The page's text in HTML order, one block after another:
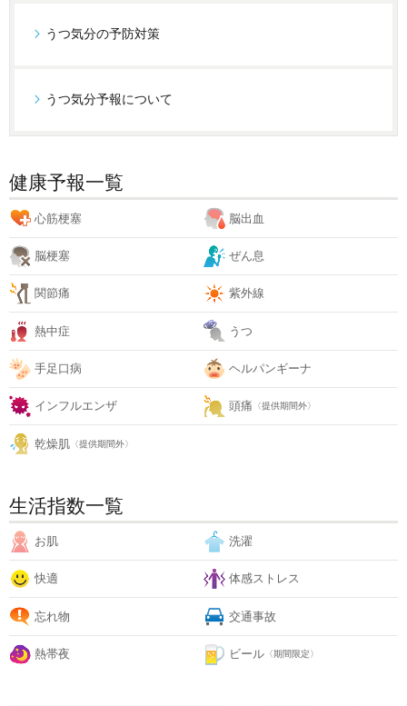
うつ気分の予防対策
うつ気分予報について
健康予報一覧
心筋梗塞 脳出血
脳梗塞 ぜん息
関節痛 紫外線
熱中症 うつ
手足口病 ヘルパンギーナ
インフルエンザ 頭痛 〈提供期間外〉
乾燥肌 〈提供期間外〉
生活指数一覧
お肌 洗濯
快適 体感ストレス
忘れ物 交通事故
熱帯夜 ビール 〈期間限定〉